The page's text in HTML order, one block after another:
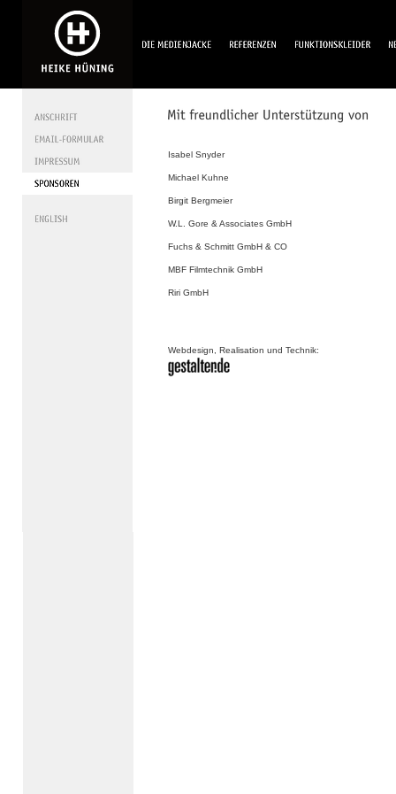
Isabel Snyder
Michael Kuhne
Birgit Bergmeier
W.L. Gore & Associates GmbH
Fuchs & Schmitt GmbH & CO
MBF Filmtechnik GmbH
Riri GmbH
Webdesign, Realisation und Technik: